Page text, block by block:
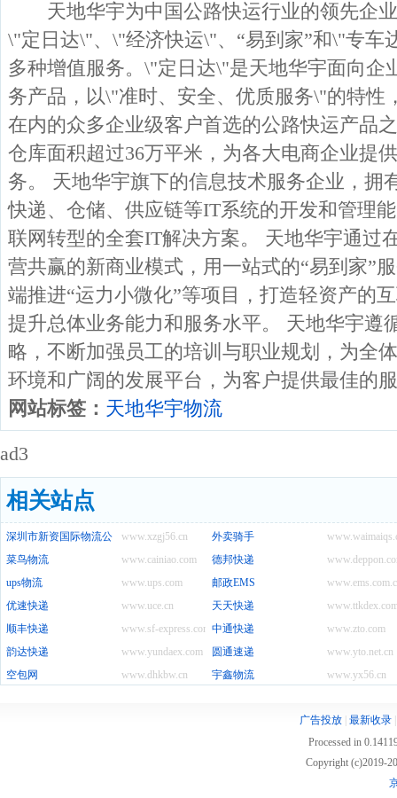
天地华宇为中国公路快运行业的领先企业
\"定日达\"、\"经济快运\"、“易到家”和\"专车
多种增值服务。\"定日达\"是天地华宇面向企
务产品，以\"准时、安全、优质服务\"的特性
在内的众多企业级客户首选的公路快运产品
仓库面积超过36万平米，为各大电商企业提
务。 天地华宇旗下的信息技术服务企业，拥
快递、仓储、供应链等IT系统的开发和管理
联网转型的全套IT解决方案。 天地华宇通过
营共赢的新商业模式，用一站式的“易到家”
端推进“运力小微化”等项目，打造轻资产的
提升总体业务能力和服务水平。 天地华宇遵
略，不断加强员工的培训与职业规划，为全
环境和广阔的发展平台，为客户提供最佳的
网站标签： 天地华宇物流
ad3
相关站点
www.xzgj56.cn
深圳市新资国际物流公司
外卖骑手
www.cainiao.com
菜鸟物流
德邦快递
www.ups.com
ups物流
邮政EMS
www.uce.cn
优速快递
天天快递
www.sf-express.com
顺丰快递 www.zto.com
中通快递
www.yundaex.com
韵达快递 www.yto.net.cn
圆通速递
www.dhkbw.cn
空包网 www.yx56.cn
宇鑫物流
广告投放 最新收录
Processed in
Copyright (c)2019-